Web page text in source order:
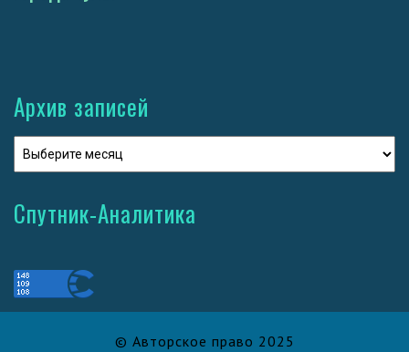
Архив записей
Спутник-Аналитика
© Авторское право 2025